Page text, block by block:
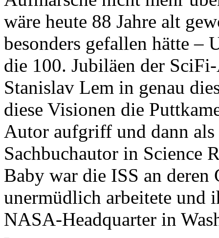
wäre heute 88 Jahre alt
besonders gefallen hätte –
die 100. Jubiläen der
Stanislav Lem in genau
diese Visionen die
Autor aufgriff und dann
Sachbuchautor in Science
Baby war die ISS an deren
unermüdlich arbeitete und
NASA-Headquarter in